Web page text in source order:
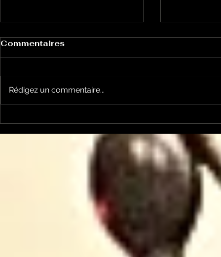
revient sur 4 mois
d'opposition à la Mairie
de Foix et envisage une
candidature (LFI) aux
Laurent
créé
"Ariège
Commun"
Commentaires
Rédigez un commentaire...